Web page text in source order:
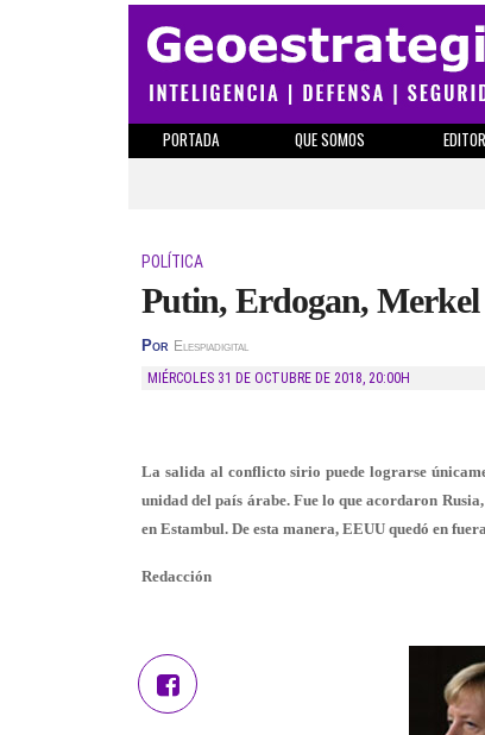
PORTADA QUE SOMOS
POLÍTICA
Putin, Erdogan,
Por Elespiadigital
MIÉRCOLES 31 DE OCTUBRE DE 2018, 20:00H
La salida al conflicto sirio puede lograrse
unidad del país árabe. Fue lo que acordaron
en Estambul. De esta manera, EEUU quedó en
Redacción